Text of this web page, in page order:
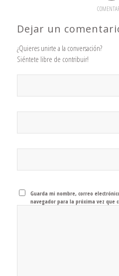
Dejar un
¿Quieres unirte a la conversación?
Siéntete libre de contribuir!
Guarda mi nombre, correo
navegador para la próxima vez que